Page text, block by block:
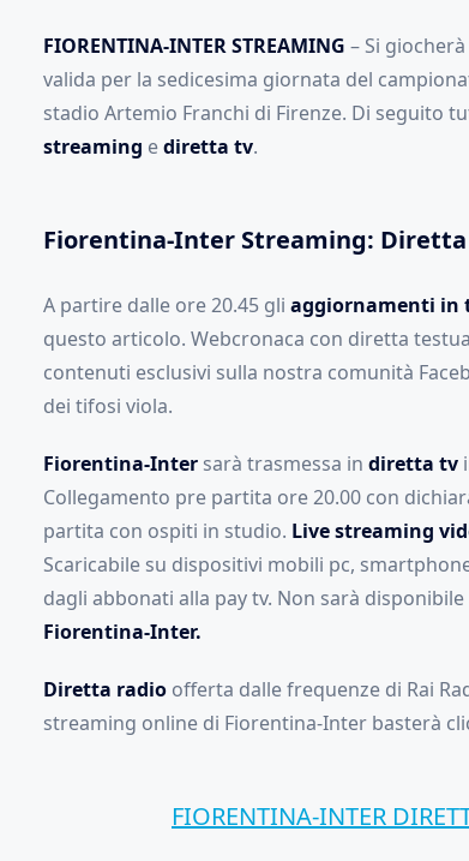
FIORENTINA-INTER STREAMING – Si
valida per la sedicesima giornata del
stadio Artemio Franchi di Firenze. Di seguito
streaming ediretta tv.
Fiorentina-Inter Streaming:
A partire dalle ore 20.45 gli aggiornamenti in
questo articolo. Webcronaca con diretta
contenuti esclusivi sulla nostra comunità
dei tifosi viola.
Fiorentina-Intersarà trasmessa in diretta tv
Collegamento pre partita ore 20.00 con
partita con ospiti in studio. Live streaming
Scaricabile su dispositivi mobili pc,
dagli abbonati alla pay tv. Non sarà disponibile
Fiorentina-Inter.
Diretta radioofferta dalle frequenze di Rai
streaming online di Fiorentina-Inter basterà
FIORENTINA-INTER